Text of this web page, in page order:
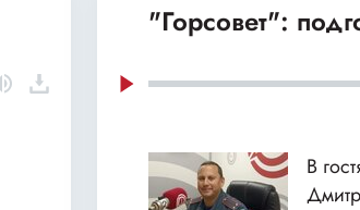
"Горсовет":
В